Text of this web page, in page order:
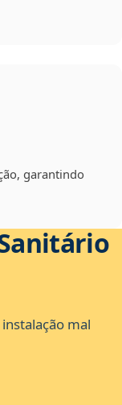
garantindo
mal